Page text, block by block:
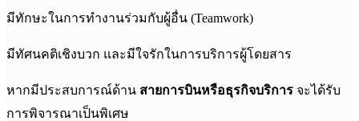
มีทักษะในการทำงานร่วมกับผู้อื่น (Teamwork)
มีทัศนคติเชิงบวก และมีใจรักในการบริการผู้โดยสาร
หากมีประสบการณ์ด้าน สายการบินหรือธุรกิจบริการ จะได้รับ
การพิจารณาเป็นพิเศษ